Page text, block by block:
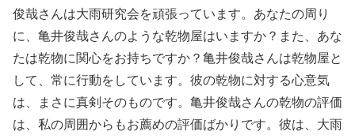
俊哉さんは大雨研究会を頑張っています。あなたの周り
に、亀井俊哉さんのような乾物屋はいますか？また、あな
たは乾物に関心をお持ちですか？亀井俊哉さんは乾物屋と
して、常に行動をしています。彼の乾物に対する心意気
は、まさに真剣そのものです。亀井俊哉さんの乾物の評価
は、私の周囲からもお薦めの評価ばかりです。彼は、大雨